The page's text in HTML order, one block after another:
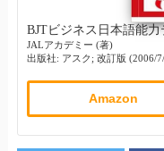
BJTビジネス日本語能
JALアカデミー (著)
出版社: アスク; 改訂版 (2006/
Amazon